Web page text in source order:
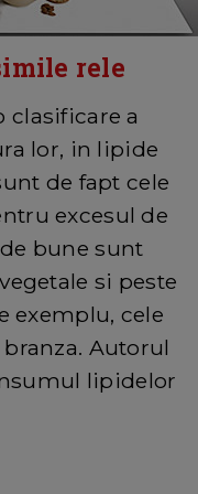
rele
clasificare a
lor, in lipide
de fapt cele
excesul de
bune sunt
si peste
exemplu, cele
Autorul
lipidelor